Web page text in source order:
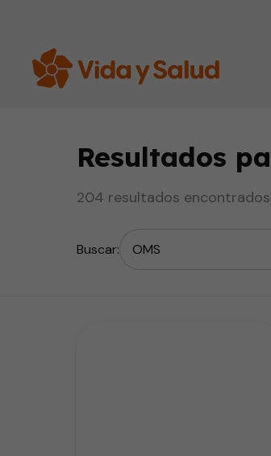
Resultados
204 resultados encontrados
Buscar: